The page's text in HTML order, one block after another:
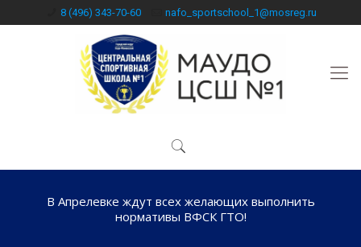
8 (496) 343-70-60 nafo_sportschool_1@mosreg.ru
В Апрелевке ждут всех желающих выполнить
нормативы ВФСК ГТО!